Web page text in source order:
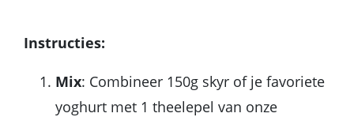
Instructies:
Mix: Combineer 150g skyr of je favoriete
yoghurt met 1 theelepel van onze